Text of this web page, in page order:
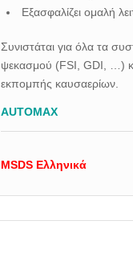
Εξασφαλίζει ομαλή
Συνιστάται για όλα τα
ψεκασμού (FSI, GDI, …)
εκπομπής καυσαερίων.
AUTOMAX
MSDS Ελληνικά